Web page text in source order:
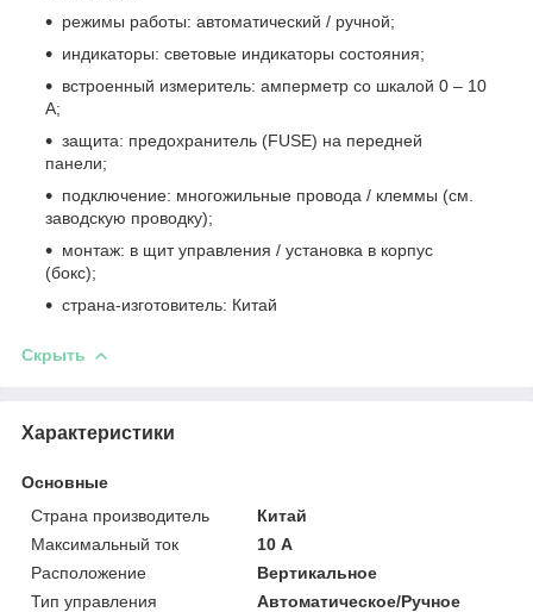
режимы работы: автоматический / ручной;
индикаторы: световые индикаторы состояния;
встроенный измеритель: амперметр со шкалой 0 – 10
А;
защита: предохранитель (FUSE) на передней
панели;
подключение: многожильные провода / клеммы (см.
заводскую проводку);
монтаж: в щит управления / установка в корпус
(бокс);
страна-изготовитель: Китай
Скрыть
Характеристики
Основные
Страна производитель
Китай
Максимальный ток
10 А
Расположение
Вертикальное
Тип управления
Автоматическое/Ручное